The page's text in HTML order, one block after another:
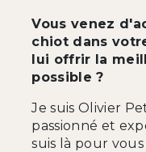
Vous venez
chiot dans
lui offrir la
possible ?
Je suis Olivier
passionné et
suis là pour